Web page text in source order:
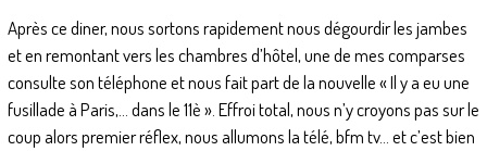
Après ce diner, nous sortons rapidement nous dégourdir les jambes
et en remontant vers les chambres d’hôtel, une de mes comparses
consulte son téléphone et nous fait part de la nouvelle « Il y a eu une
fusillade à Paris,… dans le 11è ». Effroi total, nous n’y croyons pas sur le
coup alors premier réflex, nous allumons la télé, bfm tv… et c’est bien